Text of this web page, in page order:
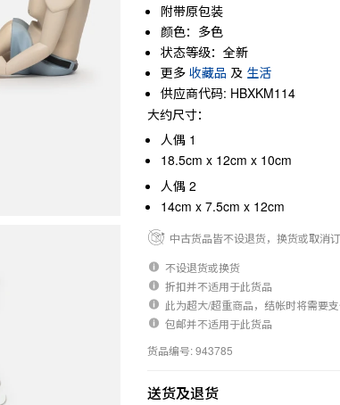
附带原包装
颜色：多色
状态等级：全新
更多 收藏品 及 生活
供应商代码: HBXKM114
大约尺寸：
人偶 1
18.5cm x 12cm x 10cm
人偶 2
14cm x 7.5cm x 12cm
中古货品皆不设退货，换货或取消
不设退货或换货
折扣并不适用于此货品
此为超大/超重商品，结帐时将需要支
包邮并不适用于此货品
货品编号: 943785
送货及退货